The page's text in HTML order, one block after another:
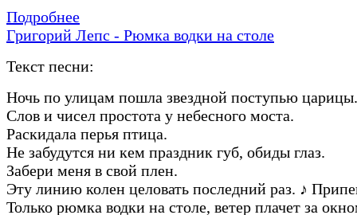
Подробнее
Григорий Лепс - Рюмка водки на столе
Текст песни:
Ночь по улицам пошла звездной поступью царицы.
Слов и чисел простота у небесного моста.
Раскидала перья птица.
Не забудутся ни кем праздник губ, обиды глаз.
Забери меня в свой плен.
Эту линию колен целовать последний раз. ♪
Только рюмка водки на столе, ветер плачет за